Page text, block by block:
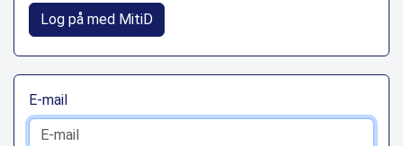
Log på med MitiD
E-mail